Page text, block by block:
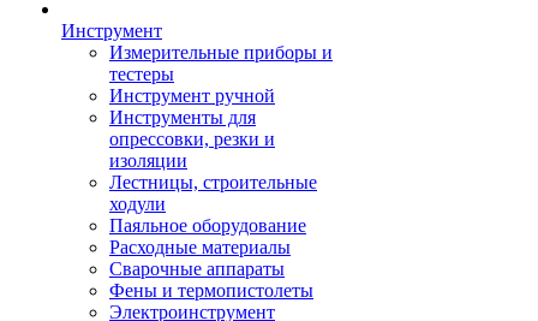
Инструмент
Измерительные приборы и
тестеры
Инструмент ручной
Инструменты для
опрессовки, резки и
изоляции
Лестницы, строительные
ходули
Паяльное оборудование
Расходные материалы
Сварочные аппараты
Фены и термопистолеты
Электроинструмент